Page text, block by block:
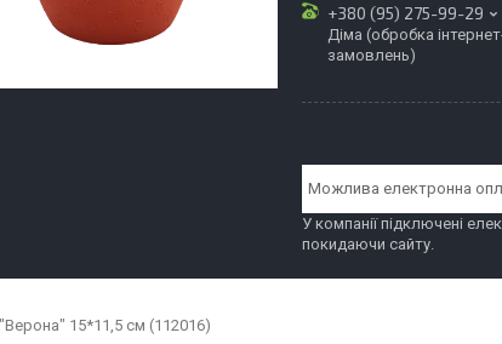
+380 (95) 275-99-29
Діма (обробка
замовлень)
У компанії підключені
покидаючи сайту.
15*11,5 см (112016)